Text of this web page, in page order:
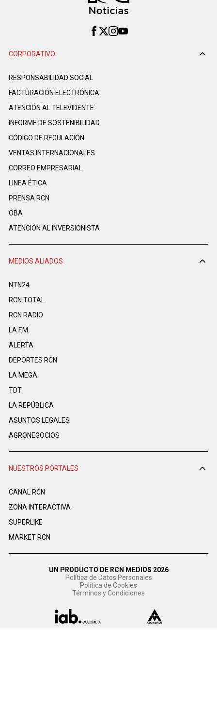
CORPORATIVO
RESPONSABILIDAD SOCIAL
FACTURACIÓN ELECTRÓNICA
ATENCIÓN AL TELEVIDENTE
INFORME DE SOSTENIBILIDAD
CÓDIGO DE REGULACIÓN
VENTAS INTERNACIONALES
CORREO EMPRESARIAL
LINEA ÉTICA
PRENSA RCN
OBA
ATENCIÓN AL INVERSIONISTA
MEDIOS ALIADOS
NTN24
RCN TOTAL
RCN RADIO
LA F.M.
ALERTA
DEPORTES RCN
LA MEGA
TDT
LA REPÚBLICA
ASUNTOS LEGALES
AGRONEGOCIOS
NUESTROS PORTALES
CANAL RCN
ZONA INTERACTIVA
SUPERLIKE
MARKET RCN
UN PRODUCTO DE RCN MEDIOS 2026
Política de Datos Personales
Política de Cookies
Términos y Condiciones